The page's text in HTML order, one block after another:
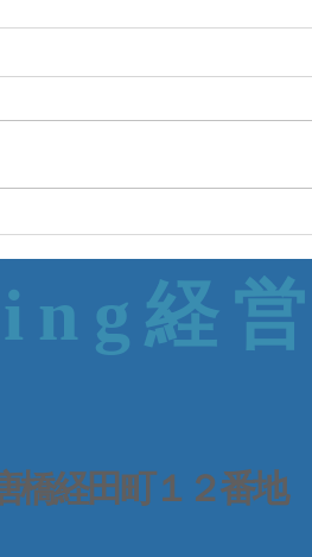
経
橋経田町１２番地